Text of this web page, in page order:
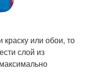
краску или обои, то
слой из